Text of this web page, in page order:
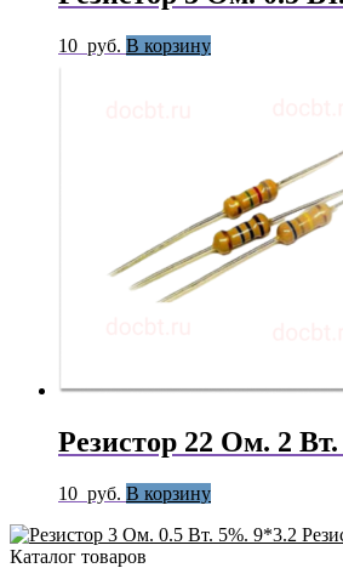
10 руб. В корзину
Резистор 22 Ом. 2
10 руб. В корзину
Каталог товаров